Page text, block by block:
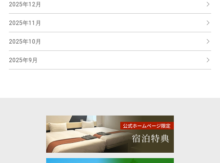
2025年12月
2025年11月
2025年10月
2025年9月